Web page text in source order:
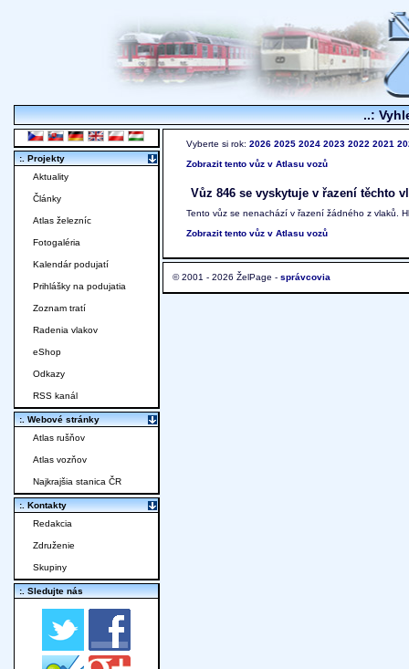
..:
Vyberte si rok: 2026 2025 2024 2023 2022 2021
Zobrazit tento vůz v Atlasu vozů
Vůz 846 se vyskytuje v řazení těchto
Tento vůz se nenachází v řazení žádného z vlaků.
Zobrazit tento vůz v Atlasu vozů
© 2001 - 2026 ŽelPage - správcovia
:. Projekty
Aktuality
Články
Atlas železníc
Fotogaléria
Kalendár podujatí
Prihlášky na podujatia
Zoznam tratí
Radenia vlakov
eShop
Odkazy
RSS kanál
:. Webové stránky
Atlas rušňov
Atlas vozňov
Najkrajšia stanica ČR
:. Kontakty
Redakcia
Združenie
Skupiny
:. Sledujte nás